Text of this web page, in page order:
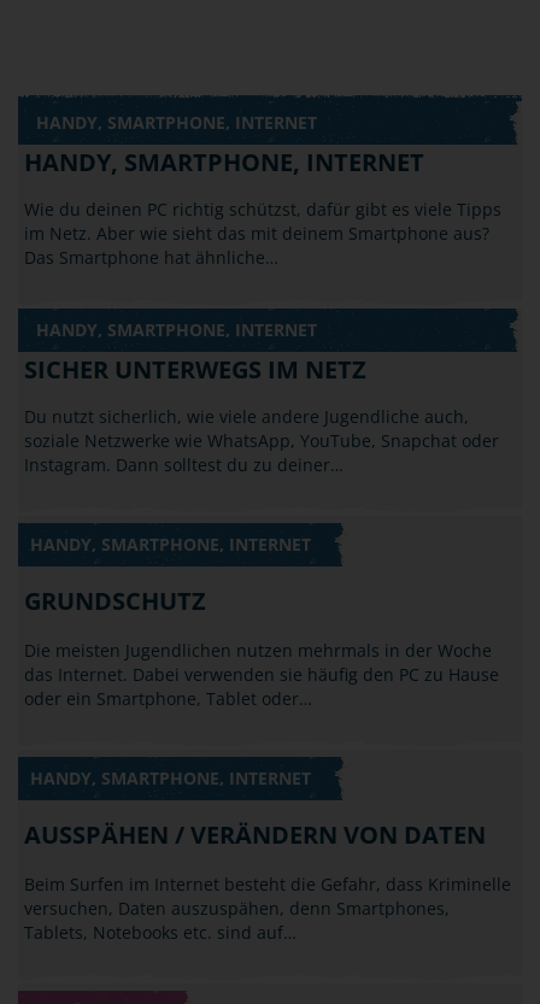
HANDY, SMARTPHONE, INTERNET
HANDY, SMARTPHONE, INTERNET
Wie du deinen PC richtig schützst, dafür gibt es viele Tipps
im Netz. Aber wie sieht das mit deinem Smartphone aus?
Das Smartphone hat ähnliche…
HANDY, SMARTPHONE, INTERNET
SICHER UNTERWEGS IM NETZ
Du nutzt sicherlich, wie viele andere Jugendliche auch,
soziale Netzwerke wie WhatsApp, YouTube, Snapchat oder
Instagram. Dann solltest du zu deiner…
HANDY, SMARTPHONE, INTERNET
GRUNDSCHUTZ
Die meisten Jugendlichen nutzen mehrmals in der Woche
das Internet. Dabei verwenden sie häufig den PC zu Hause
oder ein Smartphone, Tablet oder…
HANDY, SMARTPHONE, INTERNET
AUSSPÄHEN / VERÄNDERN VON DATEN
Beim Surfen im Internet besteht die Gefahr, dass Kriminelle
versuchen, Daten auszuspähen, denn Smartphones,
Tablets, Notebooks etc. sind auf…